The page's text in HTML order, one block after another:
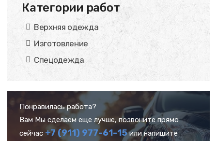
Категории работ
Верхняя одежда
Изготовление
Спецодежда
Понравилась работа?
Вам Мы сделаем еще лучше, позвоните прямо
сейчас +7 (911) 977-61-15или напишите